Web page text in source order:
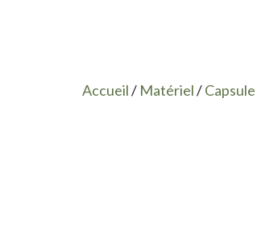
Accueil/ Matériel/Capsule